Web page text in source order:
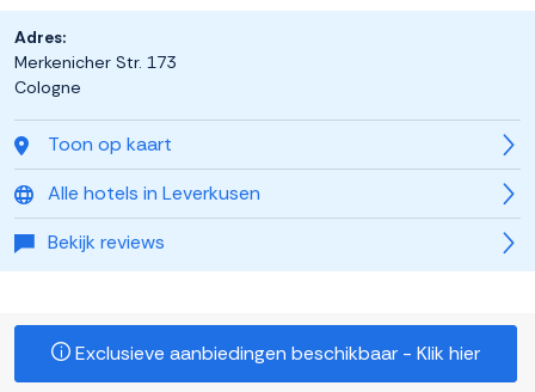
Toon op kaart
Alle hotels in Leverkusen
Bekijk reviews
Adres:
Merkenicher Str. 173
Cologne
Exclusieve aanbiedingen beschikbaar - Klik hier